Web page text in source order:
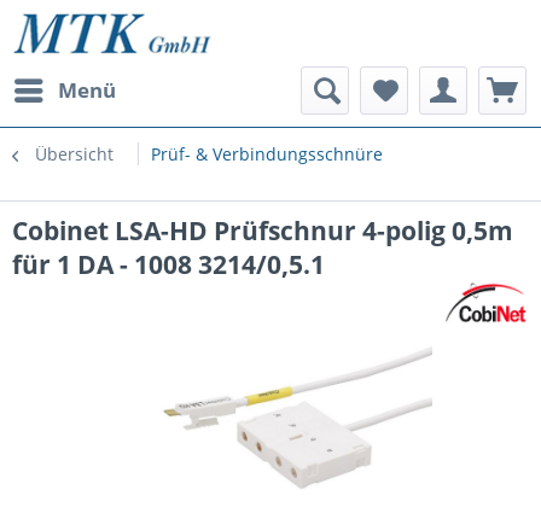
Menü
Übersicht Prüf- & Verbindungsschnüre
Cobinet LSA-HD Prüfschnur 4-polig 0,5m
für 1 DA - 1008 3214/0,5.1